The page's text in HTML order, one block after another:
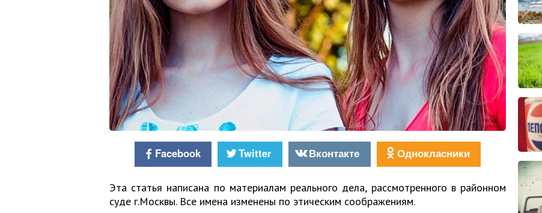
Facebook Twitter Вконтакте Однокласники
Эта статья написана по материалам реального дела, рассмотренного в районном
суде г.Москвы. Все имена изменены по этическим соображениям.